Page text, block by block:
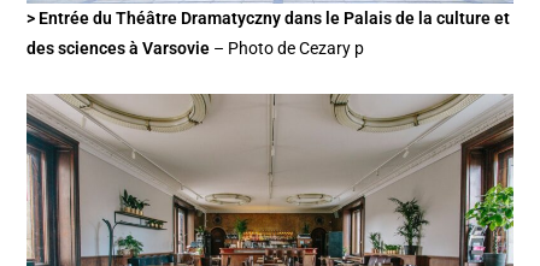
> Entrée du Théâtre Dramatyczny dans le Palais de la culture et
des sciences à Varsovie – Photo de Cezary p